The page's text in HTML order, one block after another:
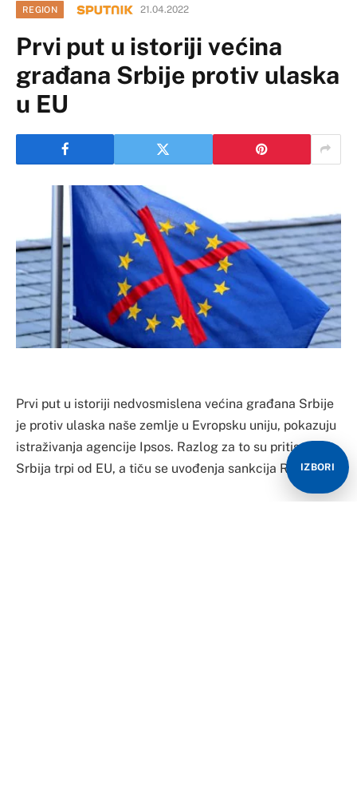
REGION 21.04.2022
Prvi put u istoriji većina
građana Srbije protiv ulaska
u EU
Prvi put u istoriji nedvosmislena većina građana Srbije
je protiv ulaska naše zemlje u Evropsku uniju, pokazuju
istraživanja agencije Ipsos. Razlog za to su pritisci koje
Srbija trpi od EU, a tiču se uvođenja sankcija Rusiji.IZBORI